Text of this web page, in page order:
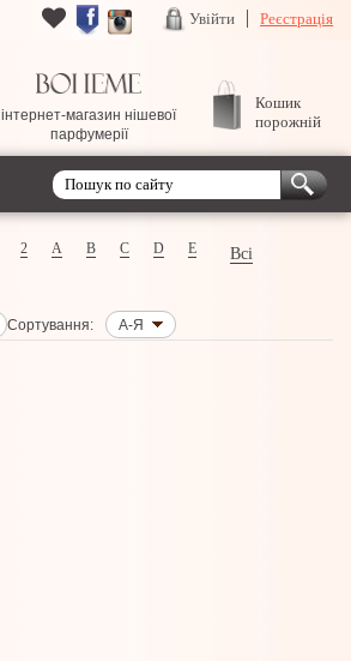
Увійти Реєстрація
інтернет-магазин нішевої
парфумерії
Кошик
порожній
2 A B C D E Всі
Сортування: А-Я